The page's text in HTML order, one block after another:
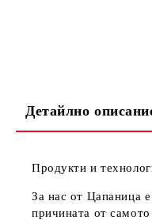
Детайлно
Продукти и
За нас от Цапаница
причината от